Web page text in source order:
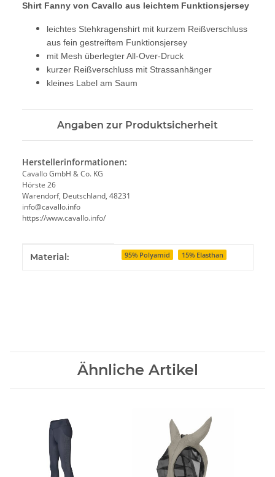
Shirt Fanny von Cavallo aus leichtem Funktionsjersey
leichtes Stehkragenshirt mit kurzem Reißverschluss
aus fein gestreiftem Funktionsjersey
mit Mesh überlegter All-Over-Druck
kurzer Reißverschluss mit Strassanhänger
kleines Label am Saum
Angaben zur Produktsicherheit
Herstellerinformationen:
Cavallo GmbH & Co. KG
Hörste 26
Warendorf, Deutschland, 48231
info@cavallo.info
https://www.cavallo.info/
Produkteigenschaft
Wert
Material: 95% Polyamid 15% Elasthan
Ähnliche Artikel